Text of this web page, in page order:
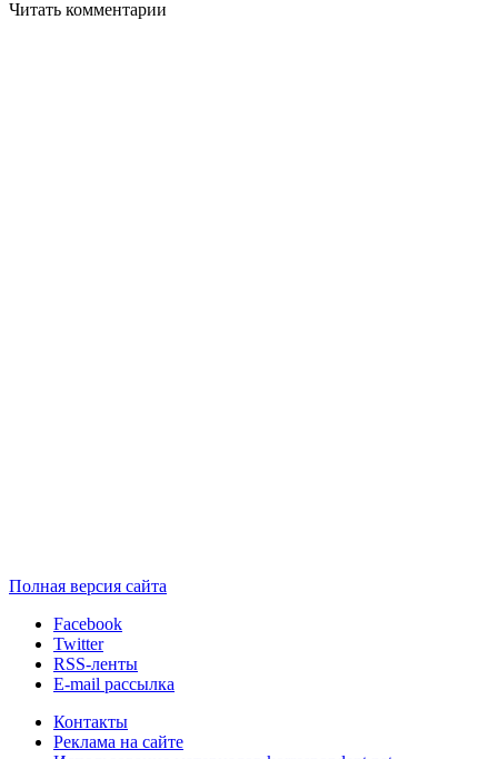
Читать комментарии
Полная версия сайта
Facebook
Twitter
RSS-ленты
E-mail рассылка
Контакты
Реклама на сайте